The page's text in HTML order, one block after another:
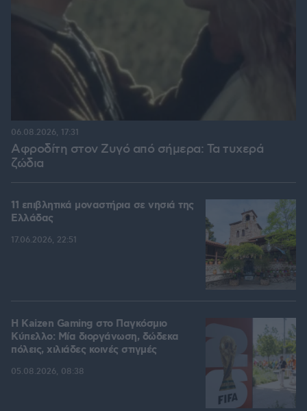
Αφροδίτη στον Ζυγό από σήμερα: Τα τυχερά
ζώδια
06.08.2026, 17:31
11 επιβλητικά μοναστήρια σε νησιά της
Ελλάδας
17.06.2026, 22:51
H Kaizen Gaming στο Παγκόσμιο
Kύπελλο: Μία διοργάνωση, δώδεκα
πόλεις, χιλιάδες κοινές στιγμές
05.08.2026, 08:38